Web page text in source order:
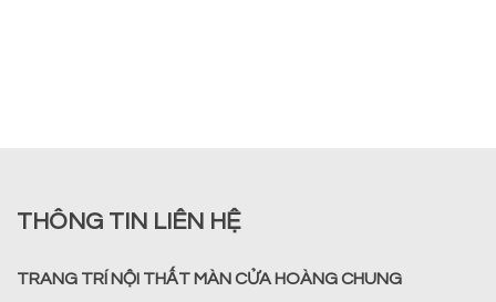
THÔNG TIN LIÊN HỆ
TRANG TRÍ NỘI THẤT MÀN CỬA HOÀNG CHUNG